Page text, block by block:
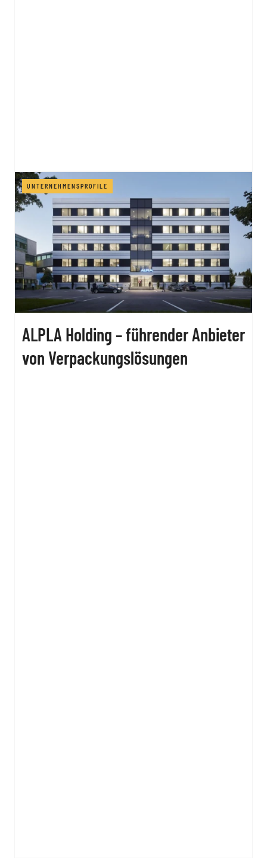
UNTERNEHMENSPROFILE
ALPLA Holding – führender Anbieter
von Verpackungslösungen